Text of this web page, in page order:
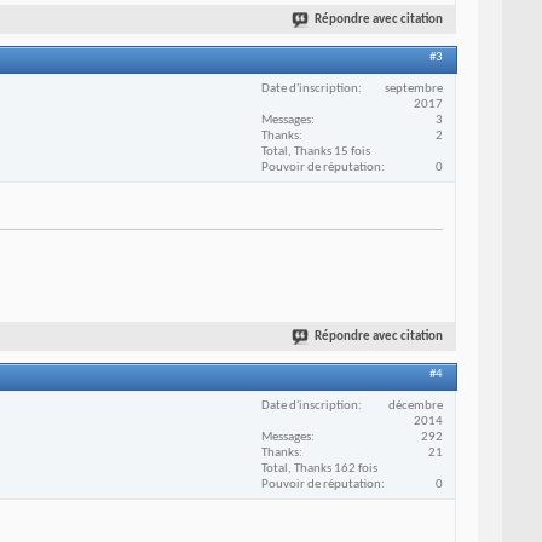
Répondre avec citation
#3
Date d'inscription
septembre
2017
Messages
3
Thanks
2
Total, Thanks 15 fois
Pouvoir de réputation
0
Répondre avec citation
#4
Date d'inscription
décembre
2014
Messages
292
Thanks
21
Total, Thanks 162 fois
Pouvoir de réputation
0